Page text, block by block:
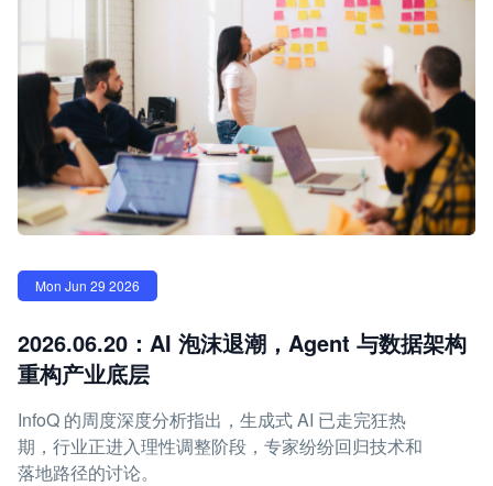
Mon Jun 29 2026
2026.06.20：AI 泡沫退潮，Agent 与数据架构
重构产业底层
InfoQ 的周度深度分析指出，生成式 AI 已走完狂热
期，行业正进入理性调整阶段，专家纷纷回归技术和
落地路径的讨论。